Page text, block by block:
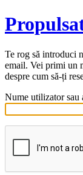
Te rog să introduci
email. Vei primi un
despre cum să-ți
Nume utilizator sau